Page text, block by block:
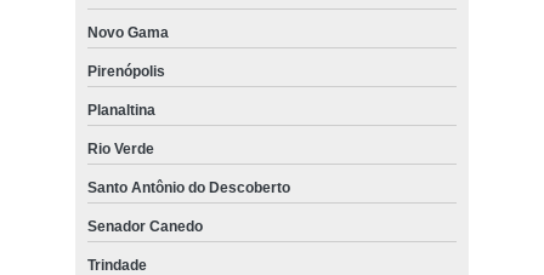
Novo Gama
Pirenópolis
Planaltina
Rio Verde
Santo Antônio do Descoberto
Senador Canedo
Trindade